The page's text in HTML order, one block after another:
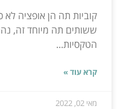
קוביות תה הן אופציה
ששותים תה מיוחד זה,
הטקסיות...
קרא עוד »
מאי 02, 2022